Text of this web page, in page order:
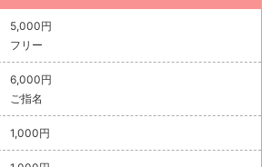
5,000円
フリー
6,000円
ご指名
1,000円